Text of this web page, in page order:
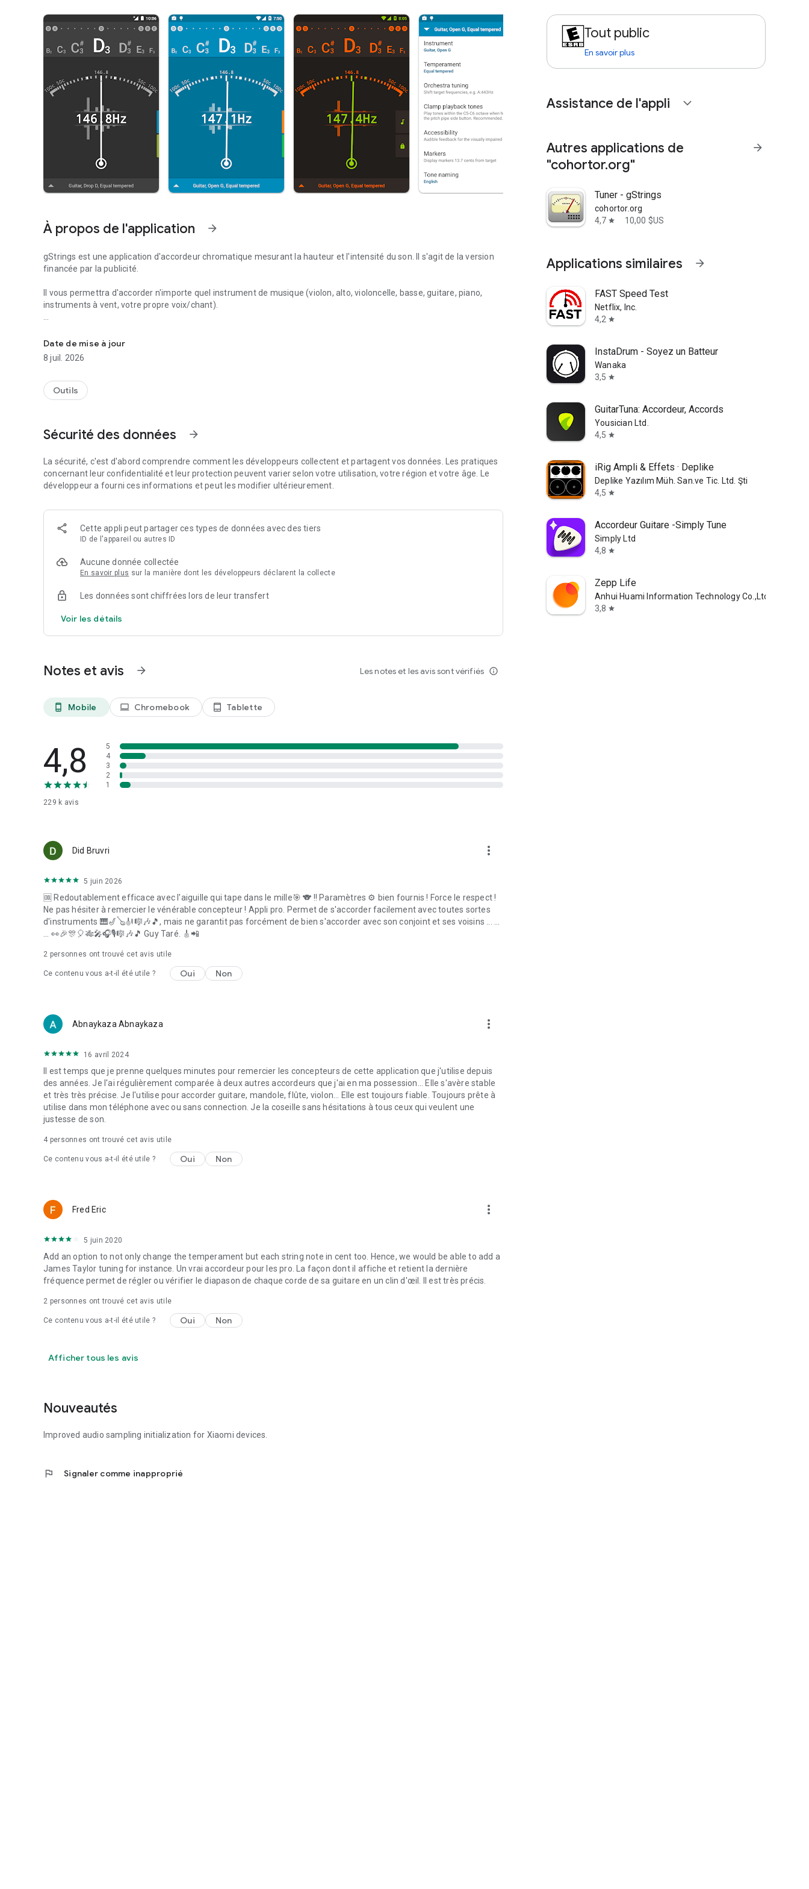
À propos de l'application arrow_forward
gStrings est une application d'accordeur chromatique mesurant la hauteur et l'intensité du son. Il s'agit de la version
financée par la publicité.
Il vous permettra d'accorder n'importe quel instrument de musique (violon, alto, violoncelle, basse, guitare, piano,
instruments à vent, votre propre voix/chant).
1. plusieurs instruments et accords intégrés,
2. prise en charge des réglages personnalisés définis par l'utilisateur,
3. une longue liste de tempéraments intégrés (juste, pythagoricien, ton moyen, virgule, etc.),
5. réglage de l'orchestre (décalage/redéfinition des fréquences de tonalité),
6. pitch pipe,
Si vous cherchiez un accordeur de guitare, essayez-le !
(*) l'autorisation INTERNET est utilisée uniquement pour les annonces.
(**) la plupart des tempéraments historiques ont été inclus avec l'aimable autorisation de NetCat AG.
Date de mise à jour
8 juil. 2026
Outils
Sécurité des données arrow_forward
La sécurité, c'est d'abord comprendre comment les développeurs collectent et partagent vos données. Les pratiques
concernant leur confidentialité et leur protection peuvent varier selon votre utilisation, votre région et votre âge. Le
développeur a fourni ces informations et peut les modifier ultérieurement.
Cette appli peut partager ces types de données avec des tiers
ID de l'appareil ou autres ID
Aucune donnée collectée
En savoir plus sur la manière dont les développeurs déclarent la collecte
Les données sont chiffrées lors de leur transfert
Voir les détails
Notes et avis arrow_forward Les notes et les avis sont vérifiés info_outline
phone_android Mobile laptop Chromebook tablet_android Tablette
4,8
229 k avis
5
4
3
2
1
Did Bruvri more_vert
5 juin 2026
🆒 Redoutablement efficace avec l'aiguille qui tape dans le mille🎯 🐨 !! Paramètres ⚙️ bien fournis ! Force le respect !
Ne pas hésiter à remercier le vénérable concepteur ! Appli pro. Permet de s'accorder facilement avec toutes sortes
d'instruments 🎹🎷🪕🎻🎼🎶🎵, mais ne garantit pas forcément de bien s'accorder avec son conjoint et ses voisins ... ...
... 👀🎉🎊🎈🎋🎤🎧🎙️🎼🎶🎵 Guy Taré. 🎸📲
2 personnes ont trouvé cet avis utile
Ce contenu vous a-t-il été utile ? Oui Non
Abnaykaza Abnaykaza more_vert
16 avril 2024
Il est temps que je prenne quelques minutes pour remercier les concepteurs de cette application que j'utilise depuis
des années. Je l'ai régulièrement comparée à deux autres accordeurs que j'ai en ma possession... Elle s'avère stable
et très très précise. Je l'utilise pour accorder guitare, mandole, flûte, violon... Elle est toujours fiable. Toujours prête à
utilise dans mon téléphone avec ou sans connection. Je la coseille sans hésitations à tous ceux qui veulent une
justesse de son.
4 personnes ont trouvé cet avis utile
Ce contenu vous a-t-il été utile ? Oui Non
Fred Eric more_vert
5 juin 2020
Add an option to not only change the temperament but each string note in cent too. Hence, we would be able to add a
James Taylor tuning for instance. Un vrai accordeur pour les pro. La façon dont il affiche et retient la dernière
fréquence permet de régler ou vérifier le diapason de chaque corde de sa guitare en un clin d'œil. Il est très précis.
2 personnes ont trouvé cet avis utile
Ce contenu vous a-t-il été utile ? Oui Non
Afficher tous les avis
Nouveautés
Improved audio sampling initialization for Xiaomi devices.
flag Signaler comme inapproprié
Tout public
En savoir plus
Assistance de l'appli expand_more
Autres applications de
"cohortor.org"
arrow_forward
Tuner - gStrings
cohortor.org
4,7 star 10,00 $US
Applications similaires arrow_forward
FAST Speed Test
Netflix, Inc.
4,2 star
InstaDrum - Soyez un Batteur
Wanaka
3,5 star
GuitarTuna: Accordeur, Accords
Yousician Ltd.
4,5 star
iRig Ampli & Effets · Deplike
Deplike Yazılım Müh. San.ve Tic. Ltd. Şti
4,5 star
Accordeur Guitare -Simply Tune
Simply Ltd
4,8 star
Zepp Life
Anhui Huami Information Technology Co.,Ltd.
3,8 star